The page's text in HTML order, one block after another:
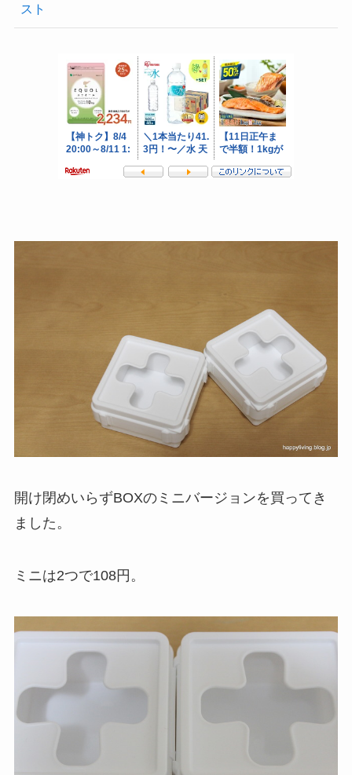
スト
開け閉めいらずBOXのミニバージョンを買ってき
ました。
ミニは2つで108円。